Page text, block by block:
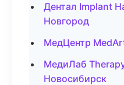
Дентал Implant
Новгород
МедЦентр
МедиЛаб
Новосибирск